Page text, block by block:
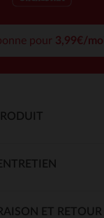
pour 3,99€/
ET RETOUR